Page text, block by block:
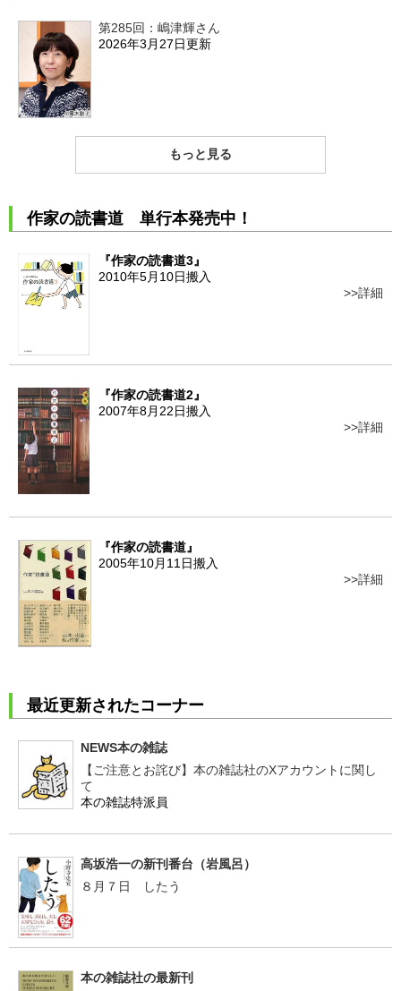
第285回：嶋津輝さん
2026年3月27日更新
もっと見る
作家の読書道 単行本発売中！
『作家の読書道3』
2010年5月10日搬入
詳細
『作家の読書道2』
2007年8月22日搬入
詳細
『作家の読書道』
2005年10月11日搬入
詳細
最近更新されたコーナー
NEWS本の雑誌
【ご注意とお詫び】本の雑誌社のXアカウントに関し
て
本の雑誌特派員
高坂浩一の新刊番台（岩風呂）
８月７日 したう
本の雑誌社の最新刊